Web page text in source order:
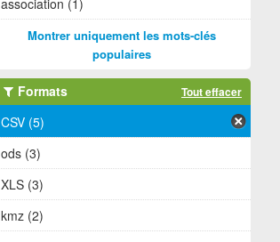
association (1)
Montrer uniquement les mots-clés
populaires
Formats Tout effacer
CSV (5)
ods (3)
XLS (3)
kmz (2)